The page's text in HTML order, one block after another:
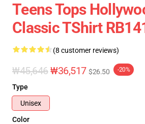
Teens Tops
Classic TShirt
(8 customer reviews)
₩45,646₩36,517 $26.50 -20%
Type
Unisex
Color